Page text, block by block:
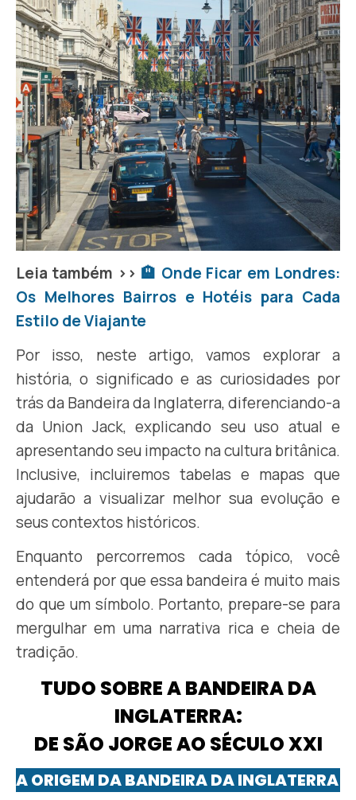
Leia também >> 🏨 Onde Ficar em Londres:
Os Melhores Bairros e Hotéis para Cada
Estilo de Viajante
Por isso, neste artigo, vamos explorar a
história, o significado e as curiosidades por
trás da Bandeira da Inglaterra, diferenciando-a
da Union Jack, explicando seu uso atual e
apresentando seu impacto na cultura britânica.
Inclusive, incluiremos tabelas e mapas que
ajudarão a visualizar melhor sua evolução e
seus contextos históricos.
Enquanto percorremos cada tópico, você
entenderá por que essa bandeira é muito mais
do que um símbolo. Portanto, prepare-se para
mergulhar em uma narrativa rica e cheia de
tradição.
TUDO SOBRE A BANDEIRA DA
INGLATERRA:
DE SÃO JORGE AO SÉCULO XXI
A ORIGEM DA BANDEIRA DA INGLATERRA